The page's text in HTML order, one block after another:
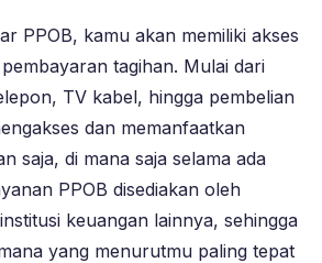
PPOB, kamu akan memiliki akses
tagihan. Mulai dari
TV kabel, hingga pembelian
dan memanfaatkan
saja, di mana saja selama ada
PPOB disediakan oleh
keuangan lainnya, sehingga
yang menurutmu paling tepat